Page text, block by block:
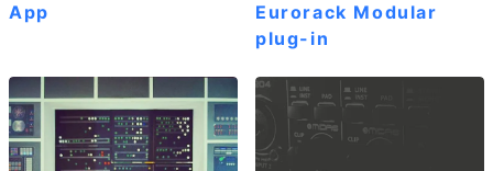
App
Eurorack Modular
plug-in